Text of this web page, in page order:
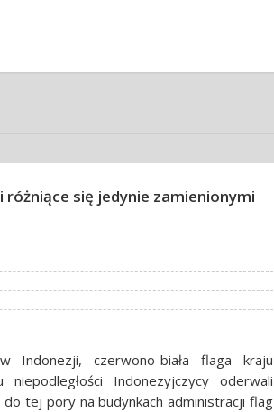
się jedynie zamienionymi
Indonezji, czerwono-biała flaga kraju
Indonezyjczycy oderwali
tej pory na budynkach administracji flag